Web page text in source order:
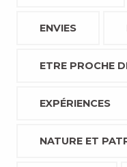
ENVIES
ETRE PROCHE
EXPÉRIENCES
NATURE ET